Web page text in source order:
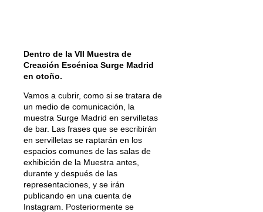
Dentro de la VII Muestra de
Creación Escénica Surge Madrid
en otoño.
Vamos a cubrir, como si se tratara de
un medio de comunicación, la
muestra Surge Madrid en servilletas
de bar. Las frases que se escribirán
en servilletas se raptarán en los
espacios comunes de las salas de
exhibición de la Muestra antes,
durante y después de las
representaciones, y se irán
publicando en una cuenta de
Instagram. Posteriormente se